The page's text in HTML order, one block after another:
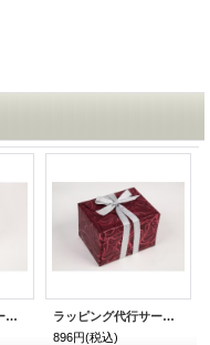
ラッピング代行サービス ホワイデー・入学御祝い用 ランダム・ライン
ラッピング代行サービス ホワイデー・入学御祝い用 バーガン・ディ
896円(税込)